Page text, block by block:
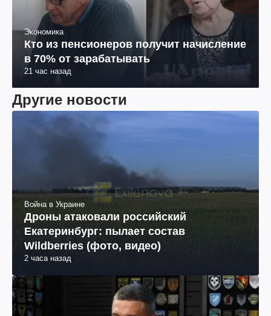
Экономика
Кто из пенсионеров получит начисление
в 70% от зарабатывать
21 час назад
Другие новости
Война в Украине
Дроны атаковали российский
Екатеринбург: пылает состав
Wildberries (фото, видео)
2 часа назад